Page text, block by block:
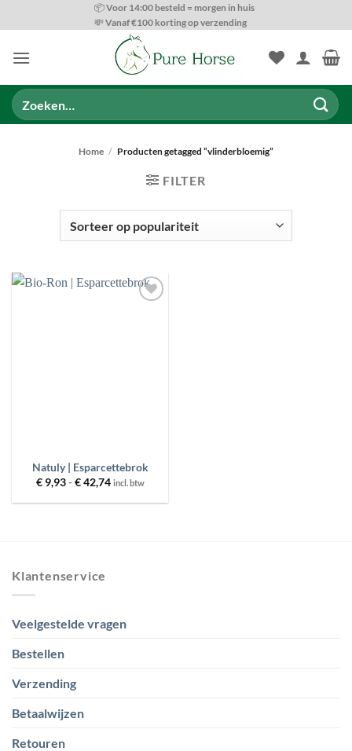
naar
📦 Voor 14:00 besteld = morgen in huis
💸 Vanaf €100 korting op verzending
Zoeken
naar:
Home / Producten getagged “vlinderbloemig”
FILTER
PRODUCT GEWICHT
MERKEN
Natuly | Esparcettebrok
€9,93 - €42,74Prijsklasse:
tot
incl. btw
Klantenservice
Veelgestelde vragen
Bestellen
Verzending
Betaalwijzen
Retouren